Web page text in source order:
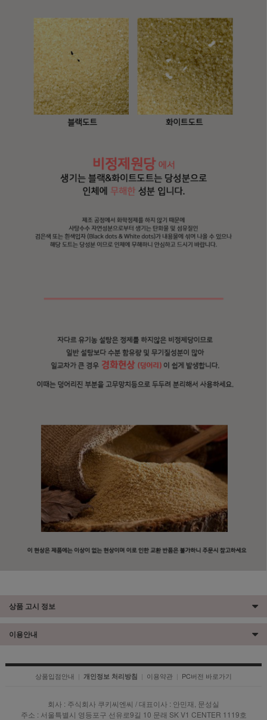
상품 고시 정보
이용안내
상품입점안내 | 개인정보 처리방침 | 이용약관 | PC버전 바로가기
회사 : 주식회사 쿠키씨엔씨 / 대표이사 : 안민재, 문성실
주소 : 서울특별시 영등포구 선유로9길 10 문래 SK V1 CENTER 1119호